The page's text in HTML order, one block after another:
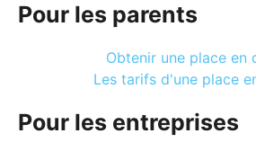
Pour les parents
Obtenir une place en
Les tarifs d'une place
Pour les entreprises